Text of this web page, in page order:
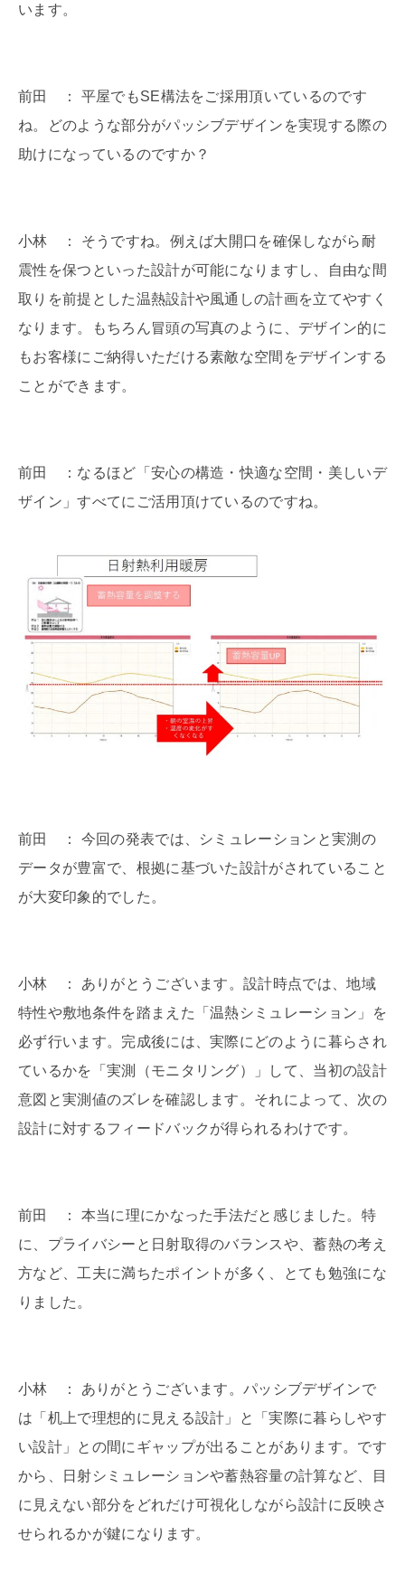
います。
前田 ： 平屋でもSE構法をご採用頂いているのです
ね。どのような部分がパッシブデザインを実現する際の
助けになっているのですか？
小林 ： そうですね。例えば大開口を確保しながら耐
震性を保つといった設計が可能になりますし、自由な間
取りを前提とした温熱設計や風通しの計画を立てやすく
なります。もちろん冒頭の写真のように、デザイン的に
もお客様にご納得いただける素敵な空間をデザインする
ことができます。
前田 ：なるほど「安心の構造・快適な空間・美しいデ
ザイン」すべてにご活用頂けているのですね。
前田 ： 今回の発表では、シミュレーションと実測の
データが豊富で、根拠に基づいた設計がされていること
が大変印象的でした。
小林 ： ありがとうございます。設計時点では、地域
特性や敷地条件を踏まえた「温熱シミュレーション」を
必ず行います。完成後には、実際にどのように暮らされ
ているかを「実測（モニタリング）」して、当初の設計
意図と実測値のズレを確認します。それによって、次の
設計に対するフィードバックが得られるわけです。
前田 ： 本当に理にかなった手法だと感じました。特
に、プライバシーと日射取得のバランスや、蓄熱の考え
方など、工夫に満ちたポイントが多く、とても勉強にな
りました。
小林 ： ありがとうございます。パッシブデザインで
は「机上で理想的に見える設計」と「実際に暮らしやす
い設計」との間にギャップが出ることがあります。です
から、日射シミュレーションや蓄熱容量の計算など、目
に見えない部分をどれだけ可視化しながら設計に反映さ
せられるかが鍵になります。